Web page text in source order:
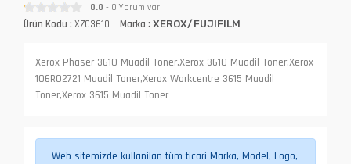
0.0 - 0 Yorum var.
Ürün Kodu : XZC3610 Marka : XEROX/FUJIFILM
Xerox Phaser 3610 Muadil Toner,Xerox 3610 Muadil Toner,Xerox
106R02721 Muadil Toner,Xerox Workcentre 3615 Muadil
Toner,Xerox 3615 Muadil Toner
Web sitemizde kullanilan tüm ticari Marka, Model, Logo,